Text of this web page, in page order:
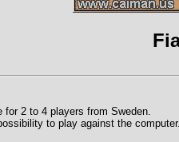
for 2 to 4 players from Sweden.
to play against the